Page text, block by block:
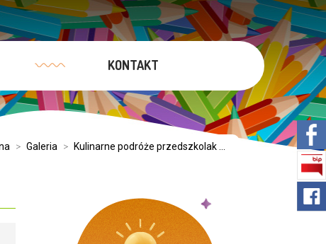
KONTAKT
> Galeria > Kulinarne podróże przedszkolak ...